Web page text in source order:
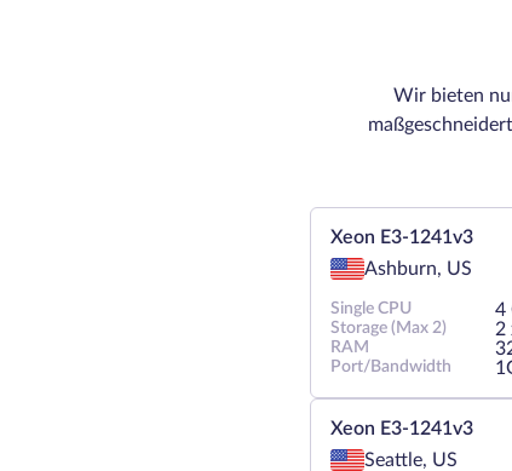
Wir bieten
Xeon E3-1241v3
Ashburn, US
Single CPU 4
Storage (Max 2) 2
RAM
Port/Bandwidth
Xeon E3-1241v3
Seattle, US